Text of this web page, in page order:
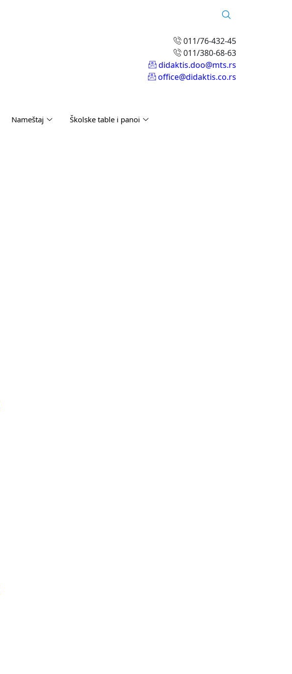
011/76-432-45
011/380-68-63
didaktis.doo@mts.rs
office@didaktis.co.rs
Nameštaj
Školske table i panoi